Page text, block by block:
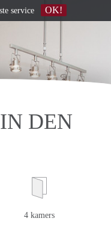
DEN
4 kamers
service OK!